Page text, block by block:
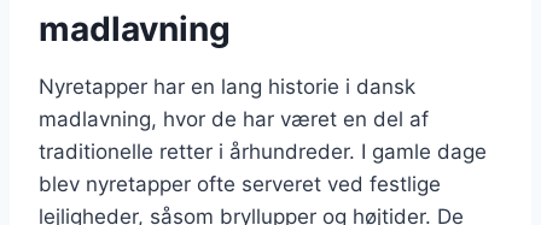
madlavning
Nyretapper har en lang historie i dansk
madlavning, hvor de har været en del af
traditionelle retter i århundreder. I gamle dage
blev nyretapper ofte serveret ved festlige
lejligheder, såsom bryllupper og højtider. De